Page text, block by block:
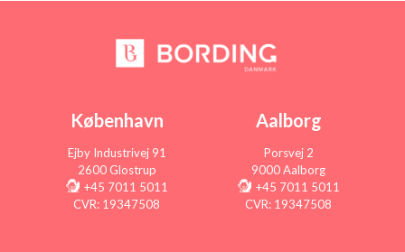
København
Ejby Industrivej 91
2600 Glostrup
+45 7011 5011
CVR: 19347508
Aalborg
Porsvej 2
9000 Aalborg
+45 7011 5011
CVR: 19347508